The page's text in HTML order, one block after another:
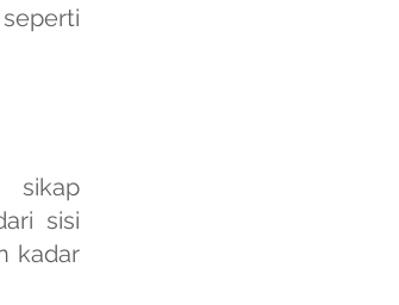
sikap
sisi
kadar